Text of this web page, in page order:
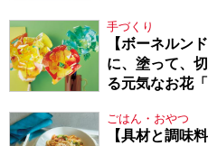
手づくり
【ボーネルン
に、塗って、
る元気なお花
ごはん・おやつ
【具材と調味